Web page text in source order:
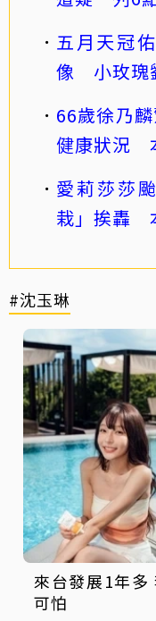
五月天冠
像 小玫瑰
66歲徐乃
健康狀況
愛莉莎莎
栽」挨轟
#沈玉琳
來台發展1年多 李多慧認台灣這件事比韓國
可怕